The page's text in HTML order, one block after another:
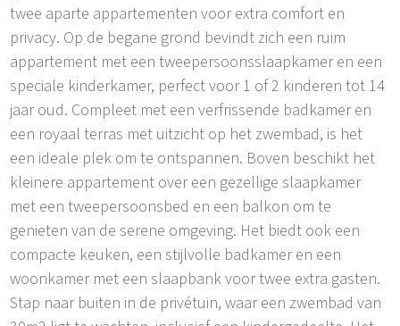
twee aparte appartementen voor extra comfort en
privacy. Op de begane grond bevindt zich een ruim
appartement met een tweepersoonsslaapkamer en een
speciale kinderkamer, perfect voor 1 of 2 kinderen tot 14
jaar oud. Compleet met een verfrissende badkamer en
een royaal terras met uitzicht op het zwembad, is het
een ideale plek om te ontspannen. Boven beschikt het
kleinere appartement over een gezellige slaapkamer
met een tweepersoonsbed en een balkon om te
genieten van de serene omgeving. Het biedt ook een
compacte keuken, een stijlvolle badkamer en een
woonkamer met een slaapbank voor twee extra gasten.
Stap naar buiten in de privétuin, waar een zwembad van